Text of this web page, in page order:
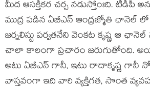
మీద ఆసక్తికర చర్చ నడుస్తోంఃది.
ముద్ర పడిన ఏబీఎన్ ఆంధ్రజ్మోతి ఛానెల్ లో
జర్నలిస్టు పర్వతనేని వెంకట కృష్ణ ఆ ఛానెల్
చాలా కాలంగా ప్రచారం జరుగుతోంది.
అటు ఏబీఎన్ గానీ, ఇటు రాదాకృష్ణ గానీ
వాస్తవంగా ఇది వారి వ్యక్తిగత, సొంత